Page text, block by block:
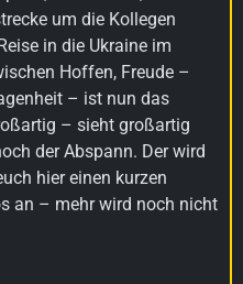
um die Kollegen
in die Ukraine im
Hoffen, Freude –
– ist nun das
– sieht großartig
der Abspann. Der wird
hier einen kurzen
an – mehr wird noch nicht